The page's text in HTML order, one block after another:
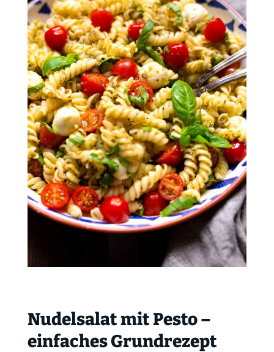
Nudelsalat mit Pesto –
einfaches Grundrezept